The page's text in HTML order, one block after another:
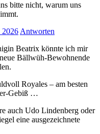
bitte nicht, warum uns
2026Antworten
Beatrix könnte ich mir
Bällwüh-Bewohnende
Royales – am besten
Gebiß …
auch Udo Lindenberg oder
eine ausgezeichnete